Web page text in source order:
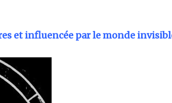
et influencée par le monde